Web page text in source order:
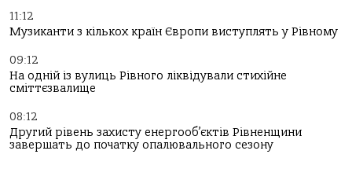
11:12
Музиканти з кількох країн Європи виступлять у Рівному
09:12
На одній із вулиць Рівного ліквідували стихійне
сміттєзвалище
08:12
Другий рівень захисту енергооб’єктів Рівненщини
завершать до початку опалювального сезону